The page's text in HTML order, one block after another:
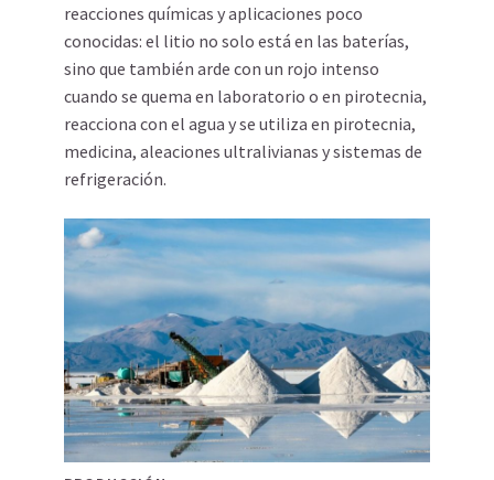
reacciones químicas y aplicaciones poco
conocidas: el litio no solo está en las baterías,
sino que también arde con un rojo intenso
cuando se quema en laboratorio o en pirotecnia,
reacciona con el agua y se utiliza en pirotecnia,
medicina, aleaciones ultralivianas y sistemas de
refrigeración.